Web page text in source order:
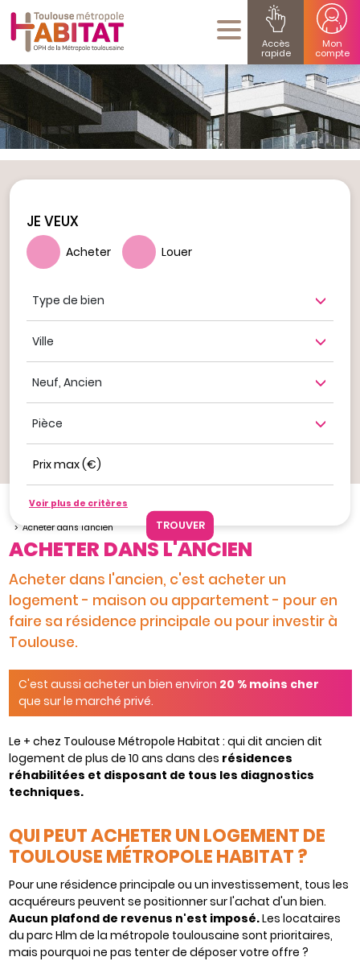
Accès
rapide
Mon
compte
Voir plus de critères
JE VEUX
Acheter Louer
Ville
Neuf, ancien
Nombre de pièce
Prix max (€)
Je veux acheter
Acheter un bien avec Toulouse Métropole Habitat
Acheter dans l'ancien
Ajouter à mes favoris
ACHETER DANS L'ANCIEN
Acheter dans l'ancien, c'est acheter un
logement - maison ou appartement - pour en
faire sa résidence principale ou pour investir à
Toulouse.
C'est aussi acheter un bien environ 20 % moins cher
que sur le marché privé.
Le + chez Toulouse Métropole Habitat : qui dit ancien dit
logement de plus de 10 ans dans des résidences
réhabilitées et disposant de tous les diagnostics
techniques.
QUI PEUT ACHETER UN LOGEMENT DE
TOULOUSE MÉTROPOLE HABITAT ?
Pour une résidence principale ou un investissement, tous les
acquéreurs peuvent se positionner sur l'achat d'un bien.
Aucun plafond de revenus n'est imposé.Les locataires
du parc Hlm de la métropole toulousaine sont prioritaires,
mais pourquoi ne pas tenter de déposer votre offre ?